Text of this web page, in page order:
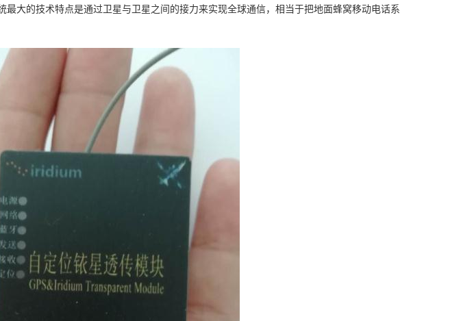
最大的技术特点是通过卫星与卫星之间的接力来实现全球通信，相当于把地面蜂窝移动电话系